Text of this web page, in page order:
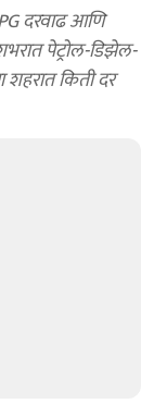
दरवाढ आणि
पेट्रोल-डिझेल-